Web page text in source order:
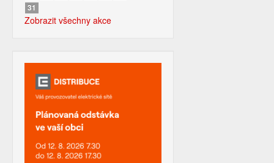
31
Zobrazit všechny akce